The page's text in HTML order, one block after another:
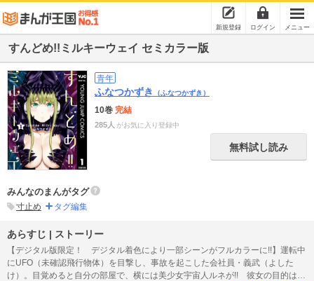
新規登録 ログイン メニュー
すんどめ!!ミルキーウェイ セミカラー版
青年
ふなつかずき （ふなつかずき）
10巻 完結
285人 がお気に入り登録中
無料試し読み
みんなのまんがタグ
寸止め タグ編集
あらすじ | ストーリー
【デジタル版限定！ デジタル着色により一部シーンがフルカラーに!!】運転中
にUFO（未確認飛行物体）を目撃し、事故を起こした会社員・義武（よした
け）。目覚めると自分の部屋で、横には美少女宇宙人ルネが!! 彼女の目的は種